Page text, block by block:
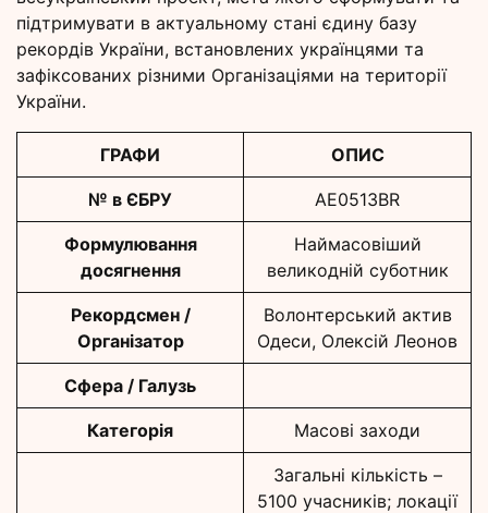
підтримувати в актуальному стані єдину базу
рекордів України, встановлених українцями та
зафіксованих різними Організаціями на території
України.
ГРАФИ ОПИС
№ в ЄБРУ AE0513BR
Формулювання
досягнення
Наймасовіший
великодній суботник
Рекордсмен /
Організатор
Волонтерський актив
Одеси, Олексій Леонов
Сфера / Галузь
Категорія Масові заходи
Загальні кількість –
5100 учасників; локації